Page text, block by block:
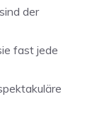
der
fast jede